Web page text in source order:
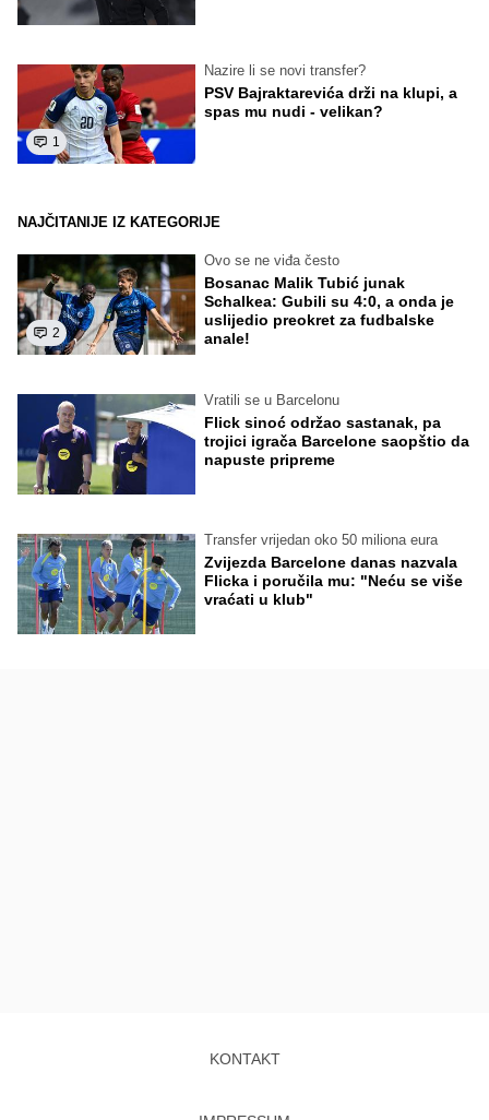
1
Nazire li se novi transfer?
PSV Bajraktarevića drži na klupi, a
spas mu nudi - velikan?
NAJČITANIJE IZ KATEGORIJE
2
Ovo se ne viđa često
Bosanac Malik Tubić junak
Schalkea: Gubili su 4:0, a onda je
uslijedio preokret za fudbalske
anale!
Vratili se u Barcelonu
Flick sinoć održao sastanak, pa
trojici igrača Barcelone saopštio da
napuste pripreme
Transfer vrijedan oko 50 miliona eura
Zvijezda Barcelone danas nazvala
Flicka i poručila mu: "Neću se više
vraćati u klub"
KONTAKT